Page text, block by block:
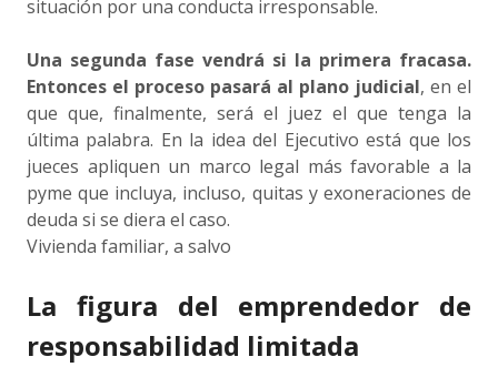
situación por una conducta irresponsable.
Una segunda fase vendrá si la primera fracasa.
Entonces el proceso pasará al plano judicial, en el
que que, finalmente, será el juez el que tenga la
última palabra. En la idea del Ejecutivo está que los
jueces apliquen un marco legal más favorable a la
pyme que incluya, incluso, quitas y exoneraciones de
deuda si se diera el caso.
Vivienda familiar, a salvo
La figura del emprendedor de
responsabilidad limitada